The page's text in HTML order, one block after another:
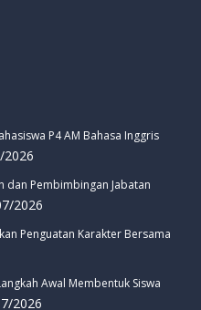
P4 AM Bahasa Inggris
dan Pembimbingan Jabatan
2026
Penguatan Karakter Bersama
Awal Membentuk Siswa
2026